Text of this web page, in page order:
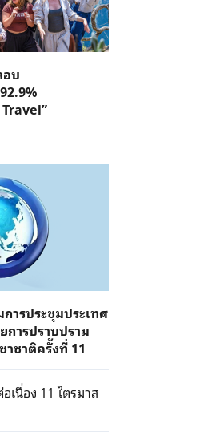
อบ
ารประชุมประเทศ
ารปราบปราม
าชาติครั้งที่ 11
เนื่อง 11 ไตรมาส